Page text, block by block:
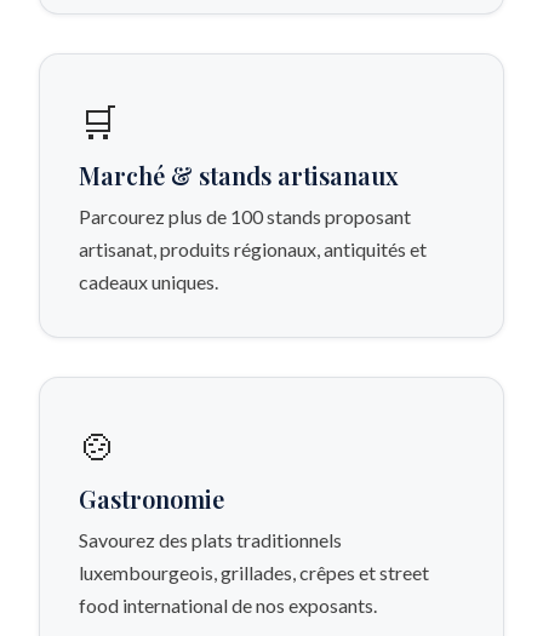
🛒
Marché & stands artisanaux
Parcourez plus de 100 stands proposant
artisanat, produits régionaux, antiquités et
cadeaux uniques.
🍲
Gastronomie
Savourez des plats traditionnels
luxembourgeois, grillades, crêpes et street
food international de nos exposants.